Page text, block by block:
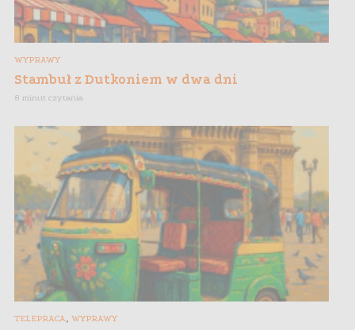
WYPRAWY
Stambuł z Dutkoniem w dwa dni
8 minut czytania
TELEPRACA, WYPRAWY